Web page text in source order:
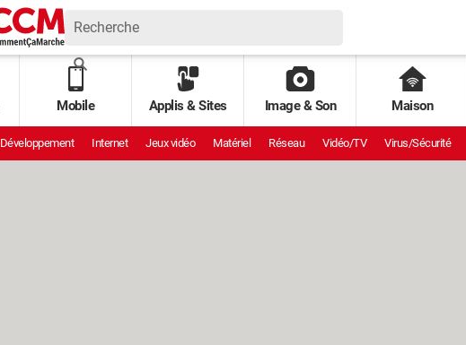
Mobile Applis & Sites Image & Son Maison
Développement Internet Jeux vidéo Matériel Réseau Vidéo/TV Virus/Sécurité